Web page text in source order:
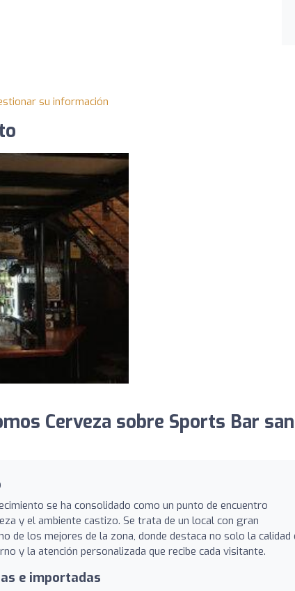
su información
Cerveza sobre Sports Bar san
se ha consolidado como un punto de encuentro
y el ambiente castizo. Se trata de un local con gran
de los mejores de la zona, donde destaca no solo la calidad
y la atención personalizada que recibe cada visitante.
e importadas